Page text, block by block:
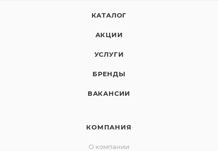
КАТАЛОГ
АКЦИИ
УСЛУГИ
БРЕНДЫ
ВАКАНСИИ
КОМПАНИЯ
О компании